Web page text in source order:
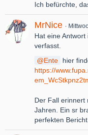
Ich befürchte,
MrNice
Hat eine Antwort
verfasst.
Ente
hier
https://
Der Fall erinnert
Jahren. Ein sr
perfekten